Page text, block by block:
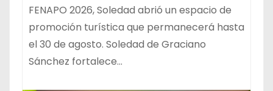
FENAPO 2026, Soledad abrió un espacio de
promoción turística que permanecerá hasta
el 30 de agosto. Soledad de Graciano
Sánchez fortalece…